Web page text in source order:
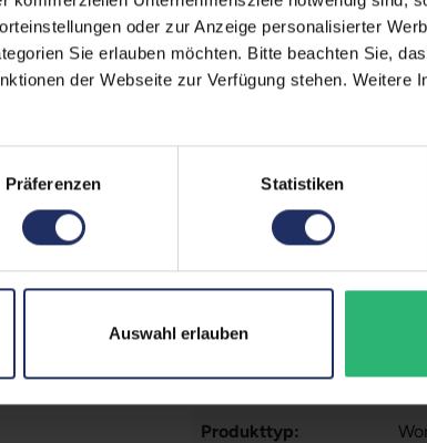
oder zur Anzeige personalisierter
Sie erlauben möchten. Bitte beachten Sie,
der Webseite zur Verfügung stehen. Weitere
Präferenzen Statistiken
Auswahl erlauben
Displaygröße:
LTE:
Grafikkartenspeicher:
Zustand:
Partnerprogramm:
Datenspeicher:
Produkttyp: